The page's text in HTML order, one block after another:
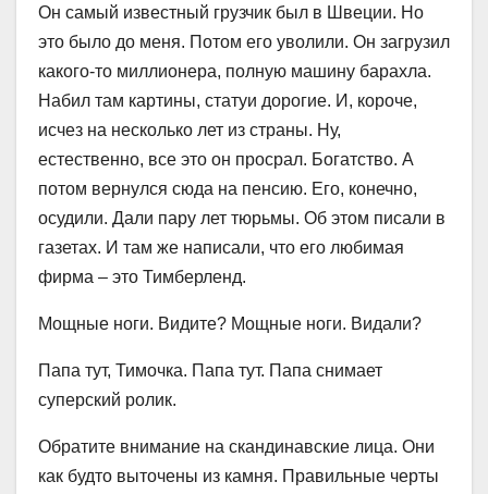
Он самый известный грузчик был в Швеции. Но
это было до меня. Потом его уволили. Он загрузил
какого-то миллионера, полную машину барахла.
Набил там картины, статуи дорогие. И, короче,
исчез на несколько лет из страны. Ну,
естественно, все это он просрал. Богатство. А
потом вернулся сюда на пенсию. Его, конечно,
осудили. Дали пару лет тюрьмы. Об этом писали в
газетах. И там же написали, что его любимая
фирма – это Тимберленд.
Мощные ноги. Видите? Мощные ноги. Видали?
Папа тут, Тимочка. Папа тут. Папа снимает
суперский ролик.
Обратите внимание на скандинавские лица. Они
как будто выточены из камня. Правильные черты